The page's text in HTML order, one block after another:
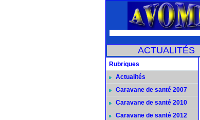
ACTUALITÉS
Rubriques
Actualités
Caravane de santé 2007
Caravane de santé 2010
Caravane de santé 2012